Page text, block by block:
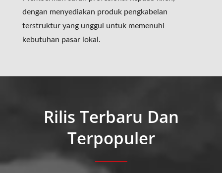
dengan menyediakan produk pengkabelan
terstruktur yang unggul untuk memenuhi
kebutuhan pasar lokal.
Rilis Terbaru Dan
Terpopuler